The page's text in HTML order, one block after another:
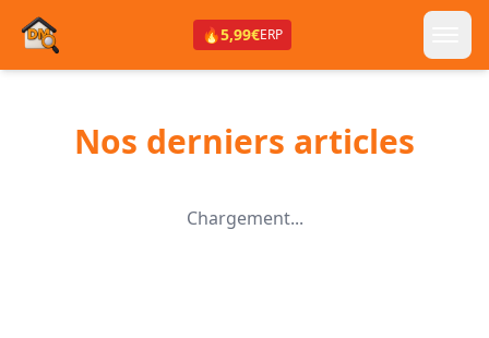
🔥5,99€ERP
Nos derniers articles
Chargement...